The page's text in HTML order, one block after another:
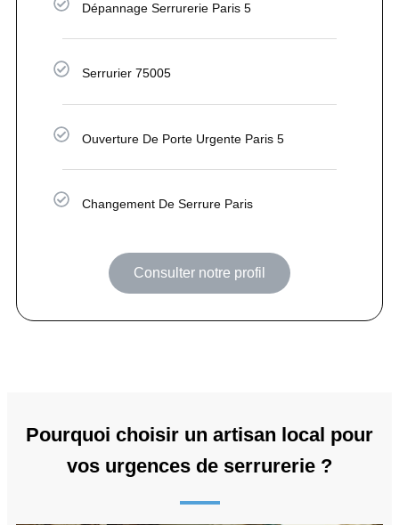
Dépannage Serrurerie Paris 5
Serrurier 75005
Ouverture De Porte Urgente Paris 5
Changement De Serrure Paris
Consulter notre profil
Pourquoi choisir un artisan local pour
vos urgences de serrurerie ?